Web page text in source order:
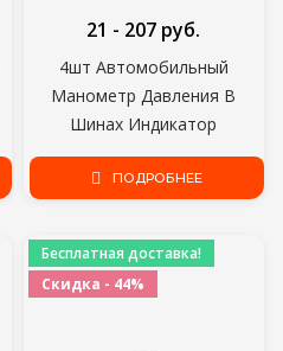
4шт Автомобильный
Манометр Давления В
Шинах Индикатор
Оповещения Контрольный
Датчик Крышки Клапана
Шинах Внешнее
Обнаружение Клапана
21 - 207 руб.
ПОДРОБНЕЕ
Бесплатная доставка!
Скидка - 44%